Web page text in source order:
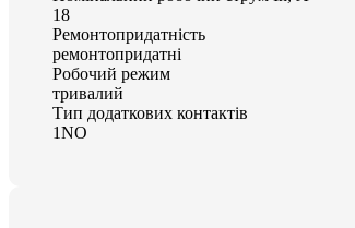
18
Ремонтопридатність
ремонтопридатні
Робочий режим
тривалий
Тип додаткових контактів
1NO